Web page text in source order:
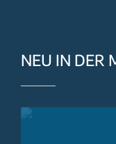
NEU IN DER